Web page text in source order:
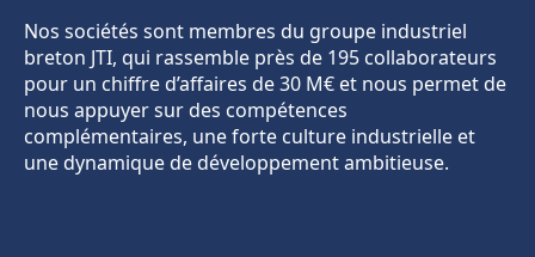
Nos sociétés sont membres du groupe industriel
breton JTI, qui rassemble près de 195 collaborateurs
pour un chiffre d’affaires de 30 M€ et nous permet de
nous appuyer sur des compétences
complémentaires, une forte culture industrielle et
une dynamique de développement ambitieuse.